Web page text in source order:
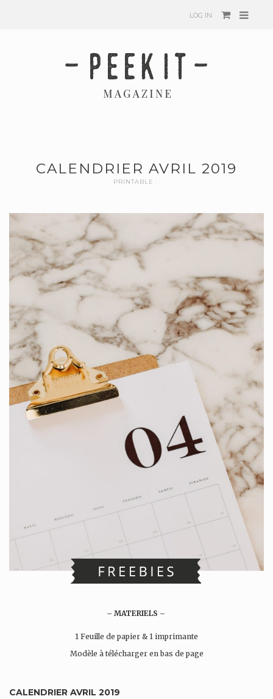
LOG IN
CALENDRIER AVRIL 2019
PRINTABLE
– MATERIELS –
1 Feuille de papier & 1 imprimante
Modèle à télécharger en bas de page
CALENDRIER AVRIL 2019